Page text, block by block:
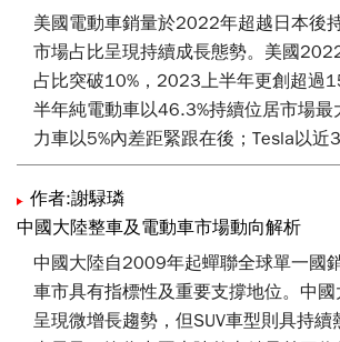
採企業減稅提供購車誘因。後續我國可
產品實績，進入電動車款供應鏈及研製
亦或運用臺廠特斯拉供應鏈實績，搭
能爭取輸德商機；或對應德國重點推
範案例。
美國電動車銷量於2022年超越日本後
市場占比呈現持續成長態勢。美國
占比突破10%，2023上半年更創超過
半年純電動車以46.3%持續位居市場最
力車以5%內差距緊跟在後；Tesla以近
第一，Honda市占在車型改款蜜月期帶
外，多項政策要求美國境內生產及零組
有利形成以美國為核心電動車產業生態
考運用臺美科技貿易暨投資合作架構，
建置美國電動車充電樁、加速進入在
單或合作研發關鍵零組件。
作者:謝騄璘
中國大陸整車及電動車市場動向解析
中國大陸自2009年起蟬聯全球單一國
車市具有指標性及重要支撐地位。中
呈現微增長趨勢，但SUV車型則具持續